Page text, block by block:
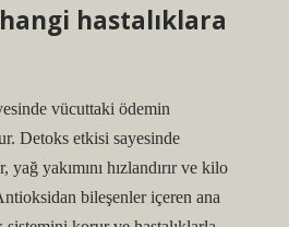
hastalıklara
vücuttaki ödemin
Detoks etkisi sayesinde
yağ yakımını hızlandırır ve kilo
bileşenler içeren ana